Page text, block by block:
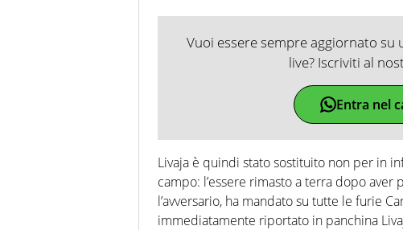
Vuoi essere sempre aggiornato
live? Iscriviti al
Entra nel
Livaja è quindi stato sostituito non per in
campo: l’essere rimasto a terra dopo
l’avversario, ha mandato su tutte le furie
immediatamente riportato in panchina